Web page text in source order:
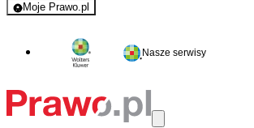
Moje Prawo.pl
- rejestracja i logowanie do serwisu
Nasze serwisy